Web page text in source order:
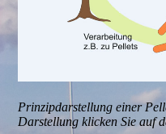
Prinzipdarstellung einer
Darstellung klicken Sie auf